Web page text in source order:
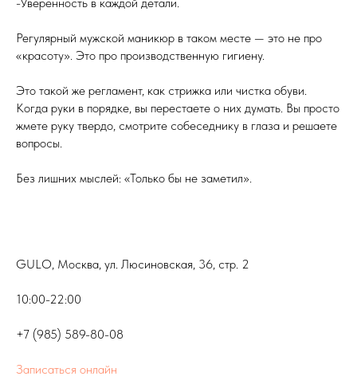
Регулярный мужской маникюр в таком месте — это не про
«красоту». Это про производственную гигиену.
Это такой же регламент, как стрижка или чистка обуви.
Когда руки в порядке, вы перестаете о них думать. Вы просто
жмете руку твердо, смотрите собеседнику в глаза и решаете
вопросы.
Без лишних мыслей: «Только бы не заметил».
GULO, Москва, ул. Люсиновская, 36, стр. 2
10:00-22:00
+7 (985) 589-80-08
Записаться онлайн